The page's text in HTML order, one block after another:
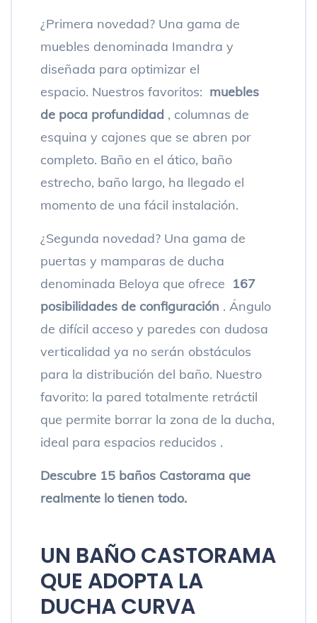
¿Primera novedad? Una gama de
muebles denominada Imandra y
diseñada para optimizar el
espacio. Nuestros favoritos: muebles
de poca profundidad , columnas de
esquina y cajones que se abren por
completo. Baño en el ático, baño
estrecho, baño largo, ha llegado el
momento de una fácil instalación.
¿Segunda novedad? Una gama de
puertas y mamparas de ducha
denominada Beloya que ofrece 167
posibilidades de configuración . Ángulo
de difícil acceso y paredes con dudosa
verticalidad ya no serán obstáculos
para la distribución del baño. Nuestro
favorito: la pared totalmente retráctil
que permite borrar la zona de la ducha,
ideal para espacios reducidos .
Descubre 15 baños Castorama que
realmente lo tienen todo.
UN BAÑO CASTORAMA
QUE ADOPTA LA
DUCHA CURVA